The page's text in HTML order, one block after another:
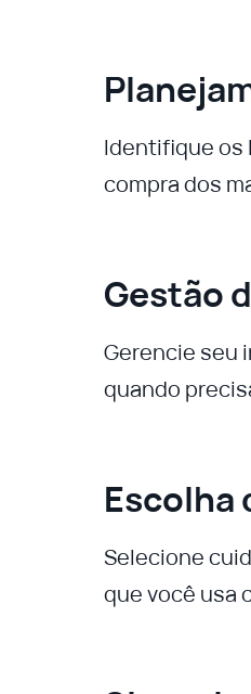
Identifique os
compra dos
Gestão
Gerencie seu
quando
Escolha
Selecione
que você usa